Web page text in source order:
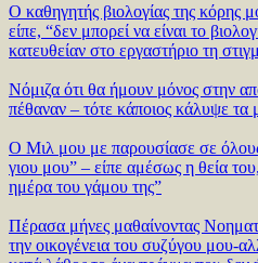
Ο καθηγητής βιολογίας της κόρης
είπε, “δεν μπορεί να είναι το
κατευθείαν στο εργαστήριο τη
Νόμιζα ότι θα ήμουν μόνος στην
πέθαναν – τότε κάποιος κάλυψε τα
Ο Μιλ μου με παρουσίασε σε
γιου μου” – είπε αμέσως η θεία
ημέρα του γάμου της”
Πέρασα μήνες μαθαίνοντας
την οικογένεια του συζύγου μου-